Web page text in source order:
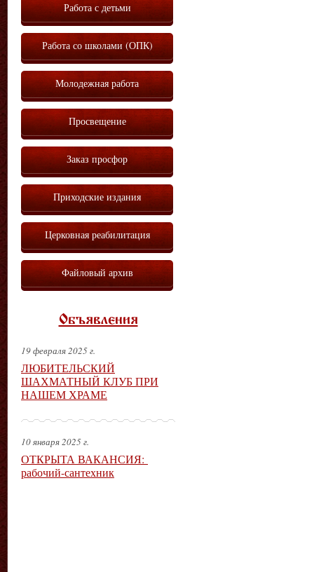
Работа с детьми
Работа со школами (ОПК)
Молодежная работа
Просвещение
Заказ просфор
Приходские издания
Церковная реабилитация
Файловый архив
Объявления
19 февраля 2025 г.
ЛЮБИТЕЛЬСКИЙ
ШАХМАТНЫЙ КЛУБ ПРИ
НАШЕМ ХРАМЕ
10 января 2025 г.
ОТКРЫТА ВАКАНСИЯ:
рабочий-сантехник